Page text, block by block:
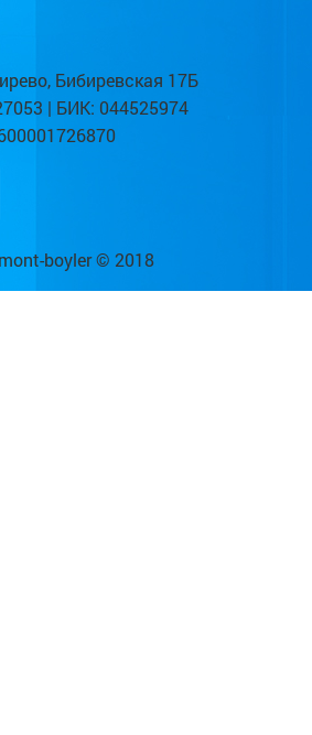
Бибиревская 17Б
| БИК: 044525974
boyler © 2018